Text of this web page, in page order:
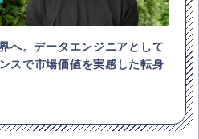
へ。データエンジニアとして
スで市場価値を実感した転身